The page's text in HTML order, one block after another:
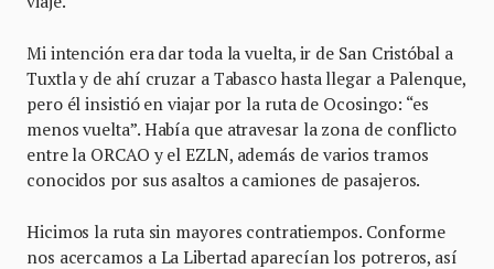
Mi intención era dar toda la vuelta, ir de San Cristóbal a
Tuxtla y de ahí cruzar a Tabasco hasta llegar a Palenque,
pero él insistió en viajar por la ruta de Ocosingo: “es
menos vuelta”. Había que atravesar la zona de conflicto
entre la ORCAO y el EZLN, además de varios tramos
conocidos por sus asaltos a camiones de pasajeros.
Hicimos la ruta sin mayores contratiempos. Conforme
nos acercamos a La Libertad aparecían los potreros, así